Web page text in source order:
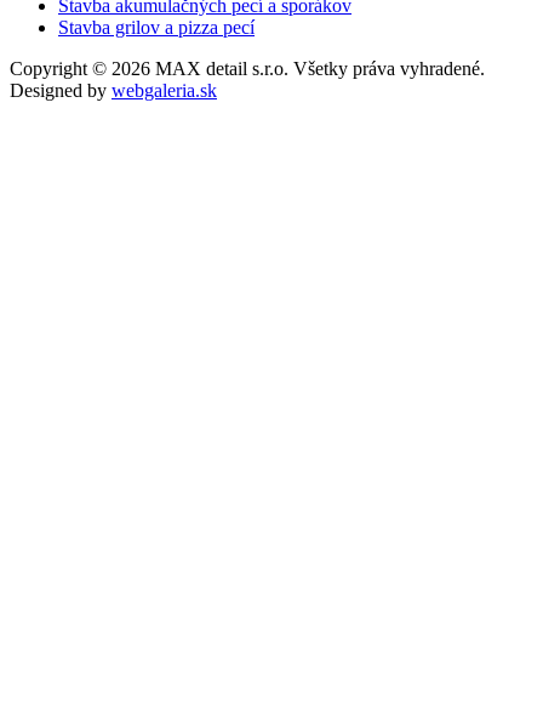
Stavba akumulačných pecí a sporákov
Stavba grilov a pizza pecí
Copyright © 2026 MAX detail s.r.o. Všetky práva vyhradené.
Designed by webgaleria.sk